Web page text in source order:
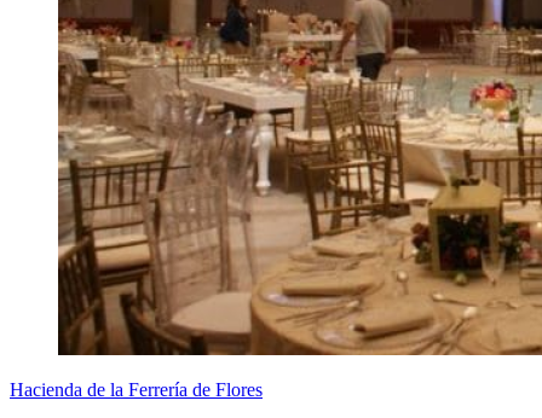
Hacienda de la Ferrería de Flores